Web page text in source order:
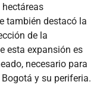
también destacó la
de la
esta expansión es
necesario para
y su periferia.